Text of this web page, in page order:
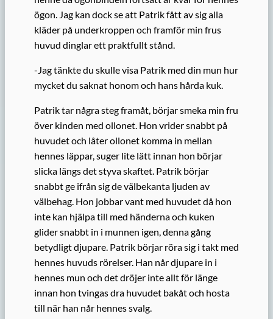
ögon. Jag kan dock se att Patrik fått av sig alla
kläder på underkroppen och framför min frus
huvud dinglar ett praktfullt stånd.
-Jag tänkte du skulle visa Patrik med din mun hur
mycket du saknat honom och hans hårda kuk.
Patrik tar några steg framåt, börjar smeka min fru
över kinden med ollonet. Hon vrider snabbt på
huvudet och låter ollonet komma in mellan
hennes läppar, suger lite lätt innan hon börjar
slicka längs det styva skaftet. Patrik börjar
snabbt ge ifrån sig de välbekanta ljuden av
välbehag. Hon jobbar vant med huvudet då hon
inte kan hjälpa till med händerna och kuken
glider snabbt in i munnen igen, denna gång
betydligt djupare. Patrik börjar röra sig i takt med
hennes huvuds rörelser. Han når djupare in i
hennes mun och det dröjer inte allt för länge
innan hon tvingas dra huvudet bakåt och hosta
till när han når hennes svalg.